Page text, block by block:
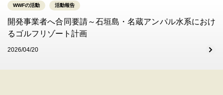
WWFの活動 活動報告
開発事業者へ合同要請～石垣島・名蔵アンパル水系におけ
るゴルフリゾート計画
2026/04/20